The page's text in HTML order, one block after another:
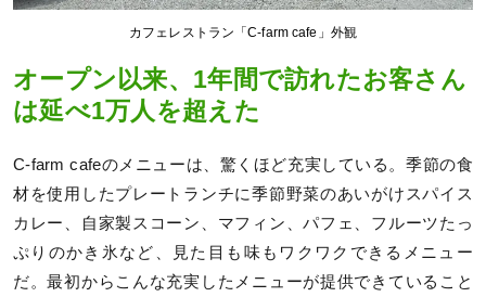
カフェレストラン「C-farm cafe」外観
オープン以来、1年間で訪れたお客さん
は延べ1万人を超えた
C-farm cafeのメニューは、驚くほど充実している。季節の食
材を使用したプレートランチに季節野菜のあいがけスパイス
カレー、自家製スコーン、マフィン、パフェ、フルーツたっ
ぷりのかき氷など、見た目も味もワクワクできるメニュー
だ。最初からこんな充実したメニューが提供できていること